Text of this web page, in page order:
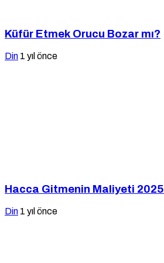
Küfür Etmek Orucu Bozar mı?
Din 1 yıl önce
Hacca Gitmenin Maliyeti 2025
Din 1 yıl önce